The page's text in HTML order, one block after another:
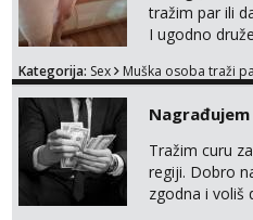
tražim par ili
I ugodno
plaži na
Kategorija: Sex Muška osoba traži
Tražim curu
regiji. Dobro
zgodna i voliš